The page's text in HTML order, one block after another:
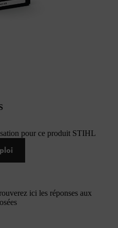
pour ce produit STIHL
ici les réponses aux